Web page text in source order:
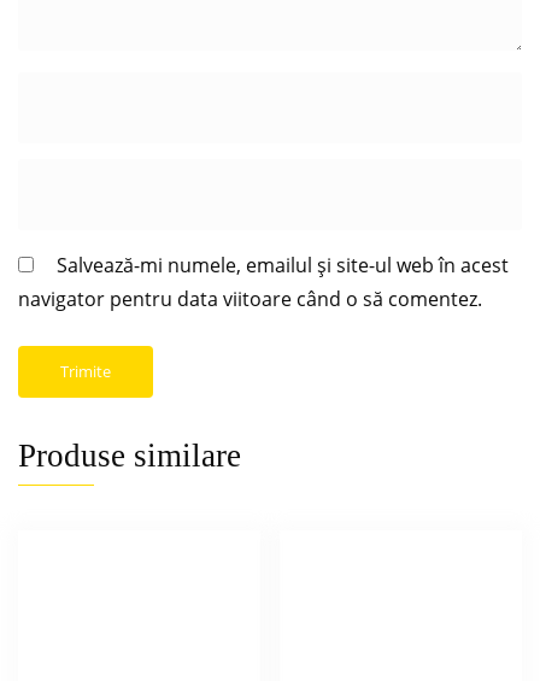
Salvează-mi numele, emailul și site-ul web în acest
navigator pentru data viitoare când o să comentez.
Produse similare